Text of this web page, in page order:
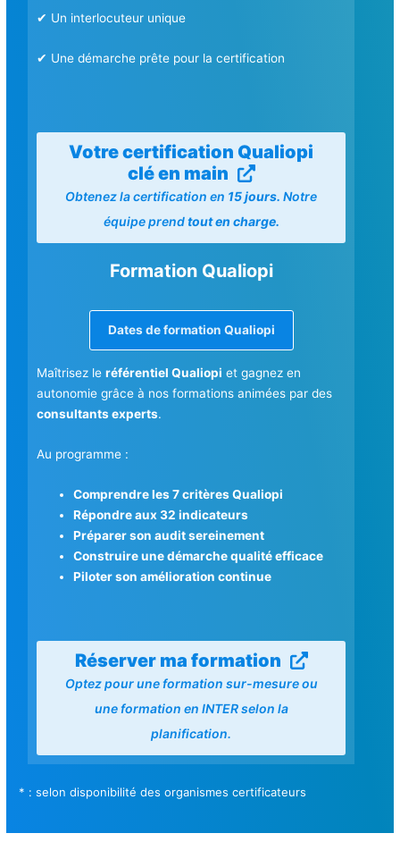
✔ Un interlocuteur unique
✔ Une démarche prête pour la certification
Votre certification Qualiopi
clé en main
Obtenez la certification en 15 jours. Notre
équipe prendtout en charge.
Formation Qualiopi
Dates de formation Qualiopi
Maîtrisez leréférentiel Qualiopi et gagnez en
autonomie grâce à nos formations animées par des
consultants experts.
Au programme :
Comprendre les 7 critères Qualiopi
Répondre aux 32 indicateurs
Préparer son audit sereinement
Construire une démarche qualité efficace
Piloter son amélioration continue
Réserver ma formation
Optez pour une formation sur-mesure ou
une formation en INTER selon la
planification.
* : selon disponibilité des organismes certificateurs